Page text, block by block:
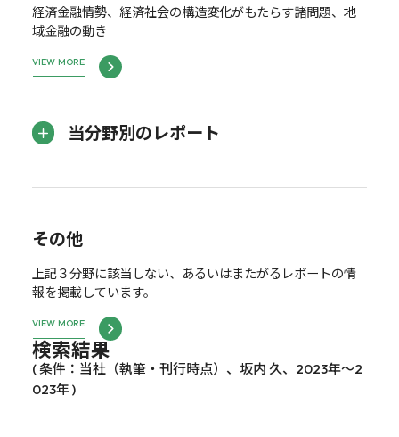
経済金融情勢、経済社会の構造変化がもたらす諸問題、地
域金融の動き
VIEW MORE
当分野別のレポート
その他
上記３分野に該当しない、あるいはまたがるレポートの情
報を掲載しています。
VIEW MORE
検索結果
( 条件：当社（執筆・刊行時点）、坂内 久、2023年～2
023年 )